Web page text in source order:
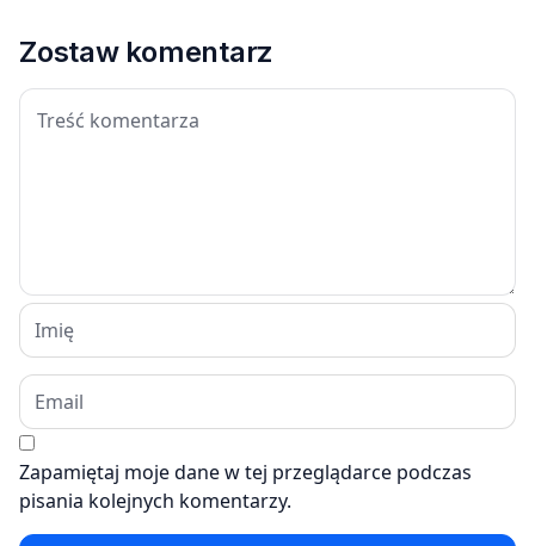
Zostaw komentarz
Zapamiętaj moje dane w tej przeglądarce podczas
pisania kolejnych komentarzy.